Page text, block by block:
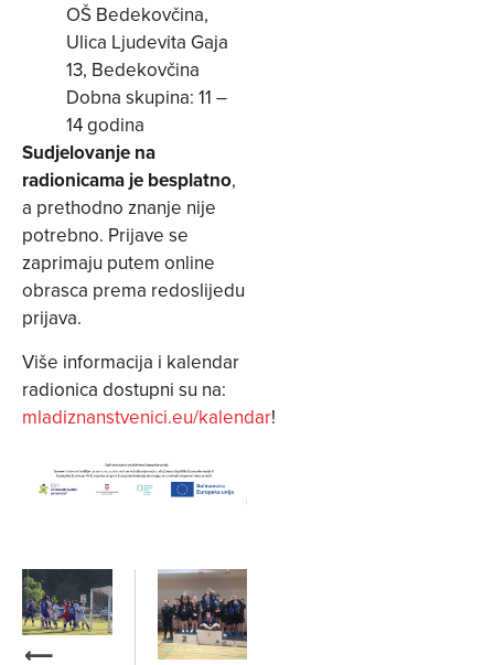
OŠ Bedekovčina,
Ulica Ljudevita Gaja
13, Bedekovčina
Dobna skupina: 11 –
14 godina
Sudjelovanje na
radionicama je besplatno,
a prethodno znanje nije
potrebno. Prijave se
zaprimaju putem online
obrasca prema redoslijedu
prijava.
Više informacija i kalendar
radionica dostupni su na:
mladiznanstvenici.eu/kalendar!
⟵